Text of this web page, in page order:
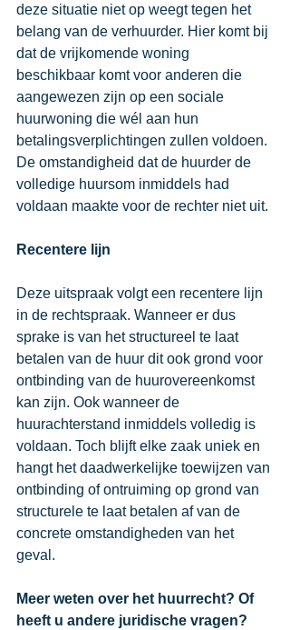
deze situatie niet op weegt tegen het
belang van de verhuurder. Hier komt bij
dat de vrijkomende woning
beschikbaar komt voor anderen die
aangewezen zijn op een sociale
huurwoning die wél aan hun
betalingsverplichtingen zullen voldoen.
De omstandigheid dat de huurder de
volledige huursom inmiddels had
voldaan maakte voor de rechter niet uit.
Recentere lijn
Deze uitspraak volgt een recentere lijn
in de rechtspraak. Wanneer er dus
sprake is van het structureel te laat
betalen van de huur dit ook grond voor
ontbinding van de huurovereenkomst
kan zijn. Ook wanneer de
huurachterstand inmiddels volledig is
voldaan. Toch blijft elke zaak uniek en
hangt het daadwerkelijke toewijzen van
ontbinding of ontruiming op grond van
structurele te laat betalen af van de
concrete omstandigheden van het
geval.
Meer weten over het huurrecht? Of
heeft u andere juridische vragen?